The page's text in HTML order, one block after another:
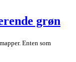
grøn
Enten som